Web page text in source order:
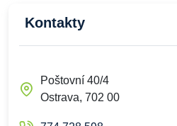
Kontakty
Poštovní 40/4
Ostrava, 702 00